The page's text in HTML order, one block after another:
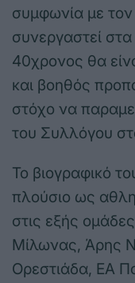
συμφωνία με
συνεργαστεί
40χρονος θα
και βοηθός
στόχο να
του Συλλόγου
Το βιογραφικό
πλούσιο ως
στις εξής
Μίλωνας, Άρης
Ορεστιάδα, ΕΑ